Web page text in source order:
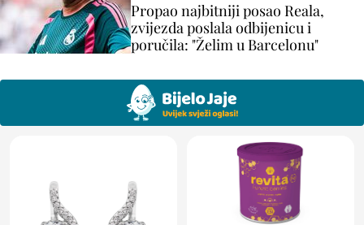
Propao najbitniji posao Reala,
zvijezda poslala odbijenicu i
poručila: "Želim u Barcelonu"